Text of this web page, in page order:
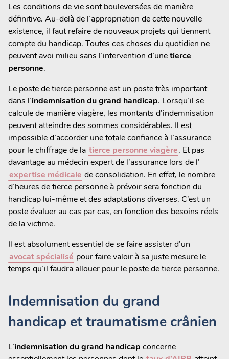
Les conditions de vie sont bouleversées de manière
définitive. Au-delà de l’appropriation de cette nouvelle
existence, il faut refaire de nouveaux projets qui tiennent
compte du handicap. Toutes ces choses du quotidien ne
peuvent avoi milieu sans l’intervention d’unetierce
personne.
Le poste de tierce personne est un poste très important
dans l’indemnisation du grand handicap. Lorsqu’il se
calcule de manière viagère, les montants d’indemnisation
peuvent atteindre des sommes considérables. Il est
impossible d’accorder une totale confiance à l’assurance
pour le chiffrage de la tierce personne viagère. Et pas
davantage au médecin expert de l’assurance lors de l’
expertise médicale de consolidation. En effet, le nombre
d’heures de tierce personne à prévoir sera fonction du
handicap lui-même et des adaptations diverses. C’est un
poste évaluer au cas par cas, en fonction des besoins réels
de la victime.
Il est absolument essentiel de se faire assister d’un
avocat spécialisé pour faire valoir à sa juste mesure le
temps qu’il faudra allouer pour le poste de tierce personne.
Indemnisation du grand
handicap et traumatisme crânien
L’indemnisation du grand handicap concerne